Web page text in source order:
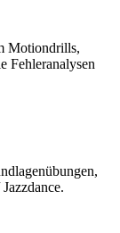
Motiondrills,
Fehleranalysen